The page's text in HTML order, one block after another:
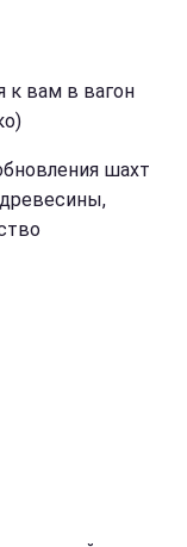
к вам в вагон
шахт